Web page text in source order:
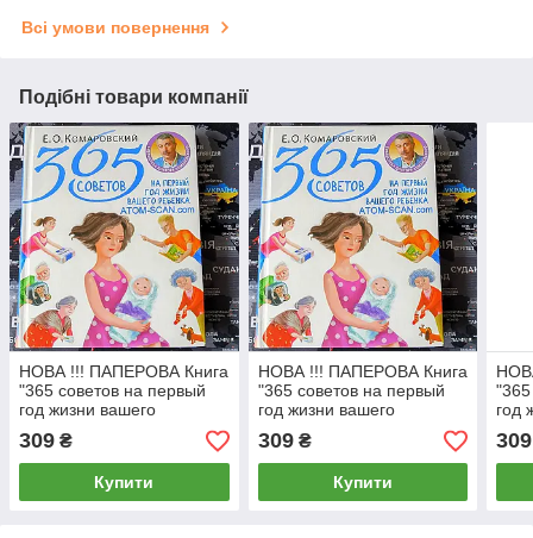
Всі умови повернення
Подібні товари компанії
НОВА !!! ПАПЕРОВА Книга
"365 советов на первый
год жизни вашего
ребенка"
Є.О.Комаровський
309 ₴
Купити
НОВА !!! ПАПЕРОВА Книга
"365 советов на первый
год жизни вашего
ребенка"
Є.О.Комаровський
309₴
Купити
год
309